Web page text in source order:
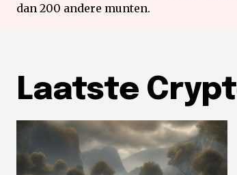
dan 200 andere munten.
Laatste